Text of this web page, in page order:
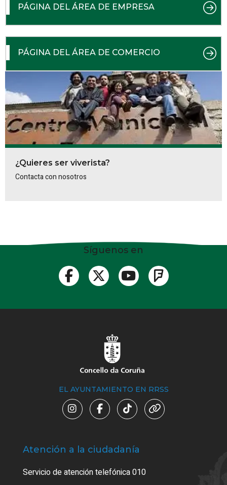
PÁGINA DEL ÁREA DE EMPRESA
PÁGINA DEL ÁREA DE COMERCIO
¿Quieres ser viverista?
Contacta con nosotros
Síguenos en
EL AYUNTAMIENTO EN RRSS
Atención a la ciudadanía
Servicio de atención telefónica 010